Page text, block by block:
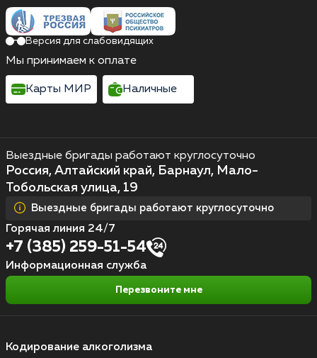
Кодирование алкоголизма
Выездные бригады работают круглосуточно
Россия, Алтайский край, Барнаул, Мало-
Тобольская улица, 19
Выездные бригады работают круглосуточно
Горячая линия 24/7
+7 (385) 259-51-54
Информационная служба
Перезвоните мне
Версия для слабовидящих
Мы принимаем к оплате
Карты МИР Наличные